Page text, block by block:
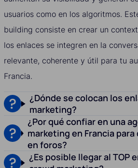
usuarios como en los algoritmos.
building consiste en crear un
los enlaces se integren en la
relevante, coherente y útil para tu
Francia.
¿Dónde se colocan los
marketing?
¿Por qué confiar en una
marketing en Francia
en foros?
¿Es posible llegar al TOP